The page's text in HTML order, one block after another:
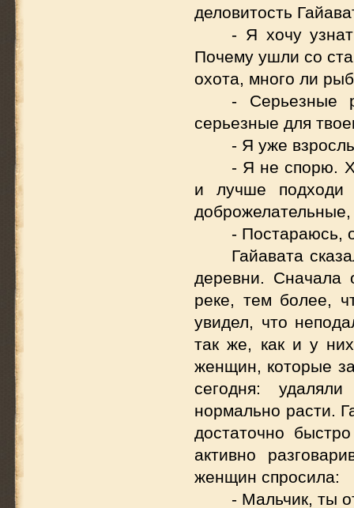
деловитость
- Я хочу
Почему ушли со
охота, много ли
- Серьезные
серьезные для
- Я уже
- Я не спорю.
и лучше
доброжелательные,
- Постараюсь,
Гайавата
деревни. Сначала
реке, тем более,
увидел, что
так же, как и у
женщин, которые
сегодня:
нормально расти.
достаточно
активно
женщин спросила:
- Мальчик, ты